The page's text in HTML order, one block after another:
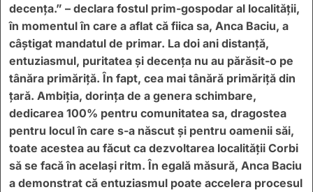
decenţa.” – declara fostul prim-gospodar al localității,
în momentul în care a aflat că fiica sa, Anca Baciu, a
câștigat mandatul de primar. La doi ani distanță,
entuziasmul, puritatea și decența nu au părăsit-o pe
tânăra primăriță. În fapt, cea mai tânără primăriță din
țară. Ambiția, dorința de a genera schimbare,
dedicarea 100% pentru comunitatea sa, dragostea
pentru locul în care s-a născut și pentru oamenii săi,
toate acestea au făcut ca dezvoltarea localității Corbi
să se facă în același ritm. În egală măsură, Anca Baciu
a demonstrat că entuziasmul poate accelera procesul